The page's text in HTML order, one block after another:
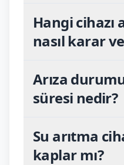
Hangi cihazı
nasıl karar
Arıza
süresi nedir?
Su arıtma
kaplar mı?